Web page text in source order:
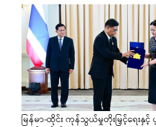
မြန်မာ-ထိုင်း ကုန်သွယ်မှုတိုးမြှင့်ရေးနှင့် ပူ